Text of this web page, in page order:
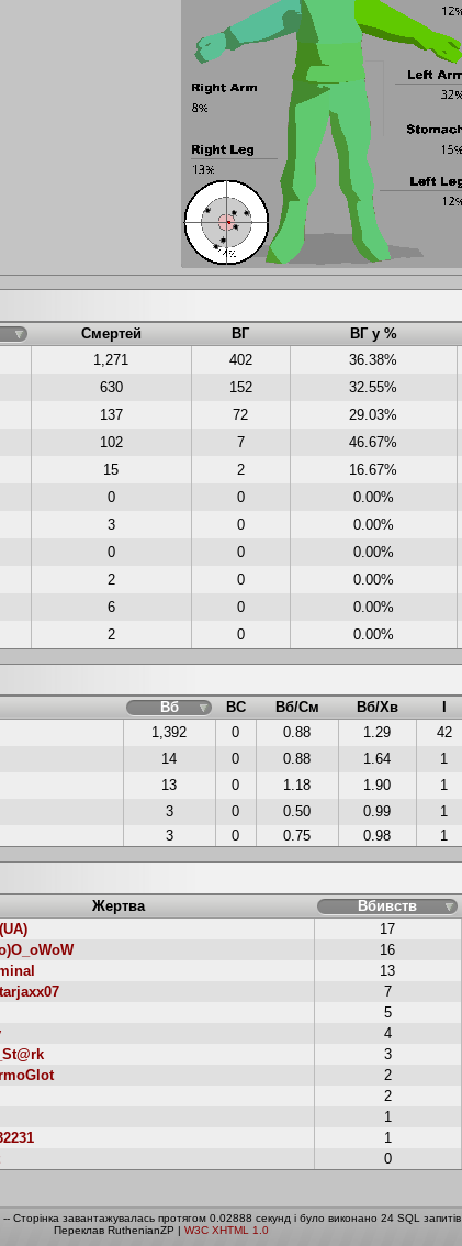
Смертей ВГ ВГ у %
1,271 402 36.38%
630 152 32.55%
137 72 29.03%
102 7 46.67%
15 2 16.67%
0 0 0.00%
3 0 0.00%
0 0 0.00%
2 0 0.00%
6 0 0.00%
2 0 0.00%
Вб ВС Вб/См Вб/Хв
1,392 0 0.88 1.29 42
14 0 0.88 1.64 1
13 0 1.18 1.90 1
3 0 0.50 0.99 1
3 0 0.75 0.98 1
Жертва Вбивств
17
16
13
7
5
4
3
2
2
1
1
0
-- Сторінка завантажувалась протягом 0.02888 секунд і було виконано 24 SQL запитів
Переклав RuthenianZP | W3C XHTML 1.0